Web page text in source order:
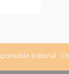
éditorial :